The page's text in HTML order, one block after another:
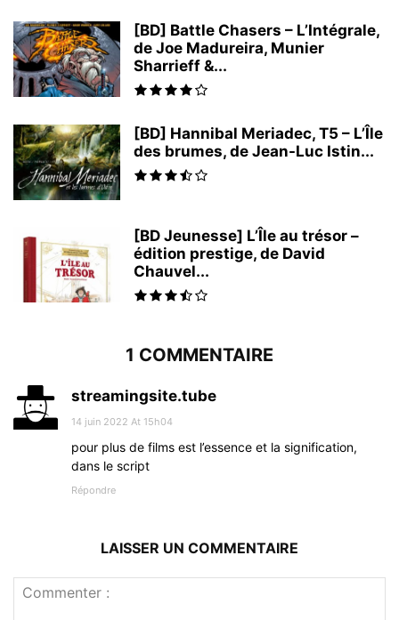
[BD] Battle Chasers – L’Intégrale,
de Joe Madureira, Munier
Sharrieff &...
[BD] Hannibal Meriadec, T5 – L’Île
des brumes, de Jean-Luc Istin...
[BD Jeunesse] L’Île au trésor –
édition prestige, de David
Chauvel...
1 COMMENTAIRE
streamingsite.tube
14 juin 2022 At 15h04
pour plus de films est l’essence et la signification,
dans le script
Répondre
LAISSER UN COMMENTAIRE